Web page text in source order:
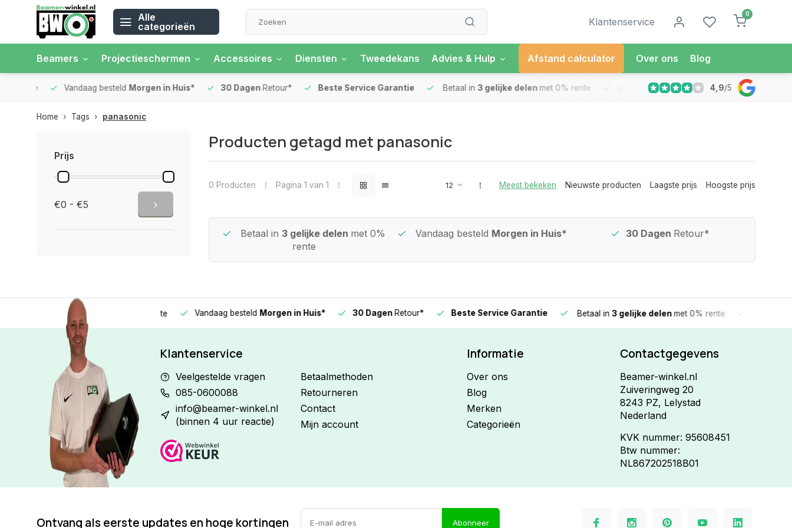
Alle
categorieën
Klantenservice
0
Beamers Projectieschermen Accessoires Diensten Tweedekans Advies & Hulp Afstand calculator Over ons Blog
Vandaag besteldMorgen in Huis* 30 DagenRetour* Beste Service Garantie Betaal in 3 gelijke delen met 0% rente Vandaag besteldMorgen in Huis*
4,9/5
Home Tags panasonic
Prijs
€0 - €5
Producten getagd met panasonic
0 Producten Pagina 1 van 1 Meest bekeken Nieuwste producten Laagste prijs Hoogste prijs
Beste Service Garantie Betaal in 3 gelijke delen met 0%
rente
Vandaag besteld Morgen in Huis* 30 Dagen Retour*
3 gelijke delen Vandaag besteldMorgen in Huis* 30 DagenRetour* Beste Service Garantie Betaal in3 gelijke delenmet 0% rente Vandaag
Klantenservice
Veelgestelde vragen
085-0600088
info@beamer-winkel.nl
(binnen 4 uur reactie)
Betaalmethoden
Retourneren
Contact
Mijn account
Informatie
Over ons
Blog
Merken
Categorieën
Contactgegevens
Beamer-winkel.nl
Zuiveringweg 20
8243 PZ, Lelystad
Nederland
KVK nummer: 95608451
Btw nummer:
NL867202518B01
Ontvang als eerste updates en hoge kortingen Abonneer